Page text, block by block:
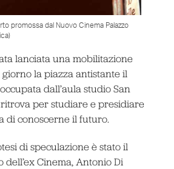
promossa dal Nuovo Cinema Palazzo
lanciata una mobilitazione
la piazza antistante il
dall’aula studio San
per studiare e presidiare
di conoscerne il futuro.
di speculazione è stato il
Cinema, Antonio Di